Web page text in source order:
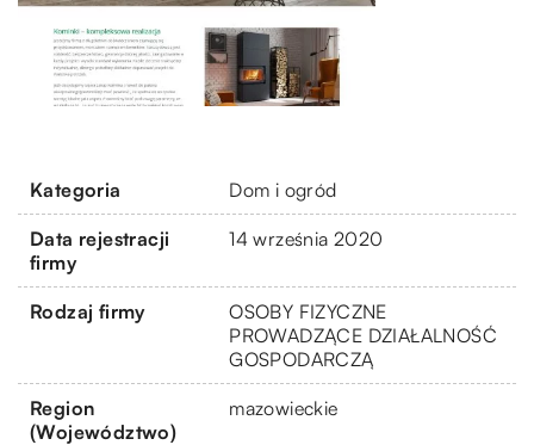
Kategoria Dom i ogród
Data rejestracji
firmy
14 września 2020
Rodzaj firmy
OSOBY FIZYCZNE
PROWADZĄCE DZIAŁALNOŚĆ
GOSPODARCZĄ
Region
(Województwo)
mazowieckie